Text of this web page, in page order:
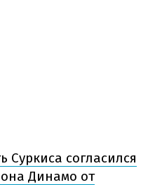
Суркиса согласился
Динамо от